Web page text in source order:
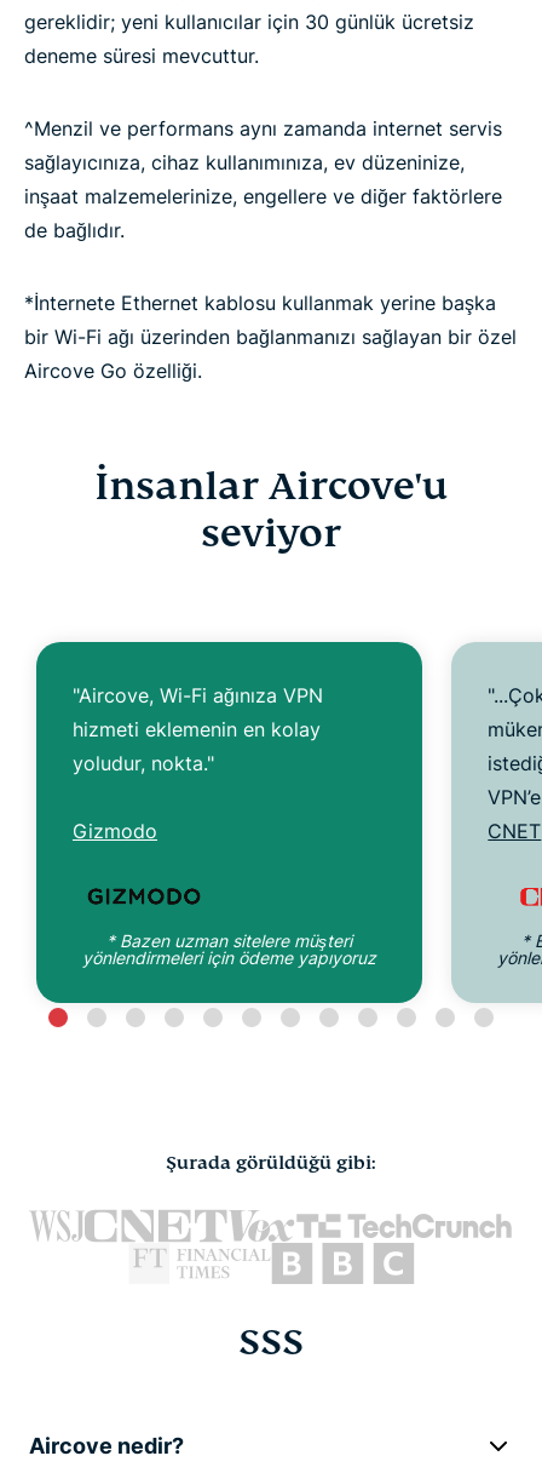
gereklidir; yeni kullanıcılar için 30 günlük ücretsiz
deneme süresi mevcuttur.
^Menzil ve performans aynı zamanda internet servis
sağlayıcınıza, cihaz kullanımınıza, ev düzeninize,
inşaat malzemelerinize, engellere ve diğer faktörlere
de bağlıdır.
*İnternete Ethernet kablosu kullanmak yerine başka
bir Wi-Fi ağı üzerinden bağlanmanızı sağlayan bir özel
Aircove Go özelliği.
İnsanlar Aircove'u
seviyor
"Aircove, Wi-Fi ağınıza VPN
hizmeti eklemenin en kolay
yoludur, nokta."
Gizmodo
* Bazen uzman sitelere müşteri
yönlendirmeleri için ödeme yapıyoruz
CNET
*
Şurada görüldüğü gibi:
SSS
Aircove nedir?